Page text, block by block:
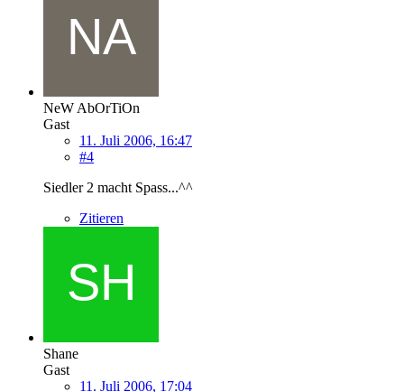
NeW AbOrTiOn
Gast
11. Juli 2006, 16:47
#4
Siedler 2 macht Spass...^^
Zitieren
Shane
Gast
11. Juli 2006, 17:04